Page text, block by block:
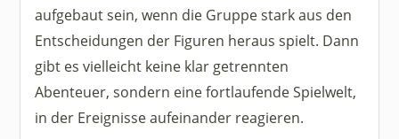
aufgebaut sein, wenn die Gruppe stark aus den
Entscheidungen der Figuren heraus spielt. Dann
gibt es vielleicht keine klar getrennten
Abenteuer, sondern eine fortlaufende Spielwelt,
in der Ereignisse aufeinander reagieren.